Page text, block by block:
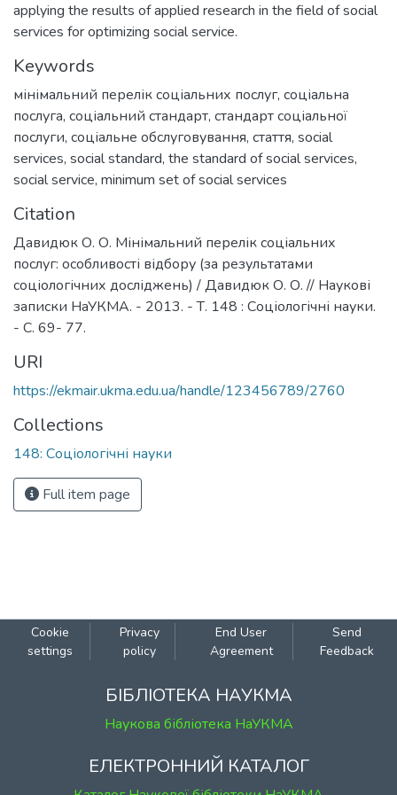
applying the results of applied research in the field of social
services for optimizing social service.
Keywords
мінімальний перелік соціальних послуг, соціальна
послуга, соціальний стандарт, стандарт соціальної
послуги, соціальне обслуговування, стаття, social
services, social standard, the standard of social services,
social service, minimum set of social services
Citation
Давидюк О. О. Мінімальний перелік соціальних
послуг: особливості відбору (за результатами
соціологічних досліджень) / Давидюк О. О. // Наукові
записки НаУКМА. - 2013. - Т. 148 : Соціологічні науки.
- С. 69- 77.
URI
https://ekmair.ukma.edu.ua/handle/123456789/2760
Collections
148: Соціологічні науки
Full item page
Cookie
settings
Privacy
policy
End User
Agreement
Send
Feedback
БІБЛІОТЕКА НАУКМА
Наукова бібліотека НаУКМА
ЕЛЕКТРОННИЙ КАТАЛОГ